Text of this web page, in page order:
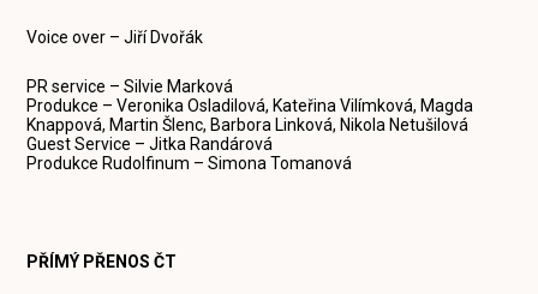
Voice over – Jiří Dvořák
PR service – Silvie Marková
Produkce – Veronika Osladilová, Kateřina Vilímková, Magda
Knappová, Martin Šlenc, Barbora Linková, Nikola Netušilová
Guest Service – Jitka Randárová
Produkce Rudolfinum – Simona Tomanová
PŘÍMÝ PŘENOS ČT